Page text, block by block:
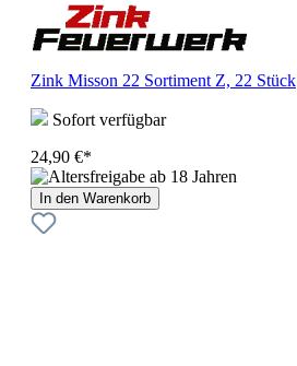
Zink Misson 22 Sortiment Z, 22 Stück
Sofort verfügbar
24,90 €*
In den Warenkorb